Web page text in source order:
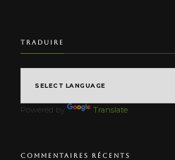
TRADUIRE
Powered by Translate
COMMENTAIRES RÉCENTS